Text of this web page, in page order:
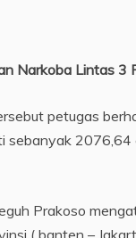
Narkoba Lintas 3
petugas
sebanyak
Prakoso
( banten –